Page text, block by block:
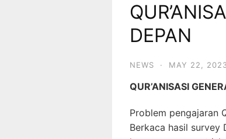
DEPAN
NEWS · MAY 22,
QUR’ANISASI
Problem pengajaran
Berkaca hasil survey